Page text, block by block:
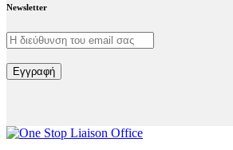
facebook-
linkedin
twitter-
Newsletter
Εγγραφή